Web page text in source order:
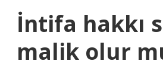
İntifa hakkı
malik olur